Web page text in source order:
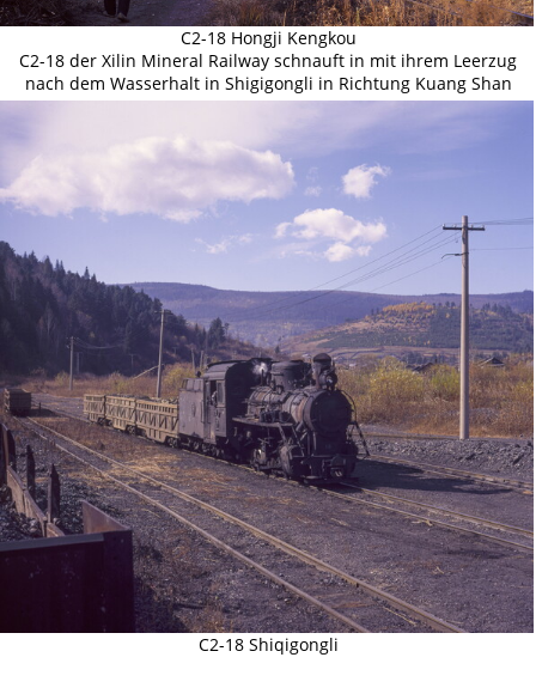
C2-18 Hongji Kengkou
C2-18 der Xilin Mineral Railway schnauft in mit ihrem Leerzug
nach dem Wasserhalt in Shigigongli in Richtung Kuang Shan
C2-18 Shiqigongli